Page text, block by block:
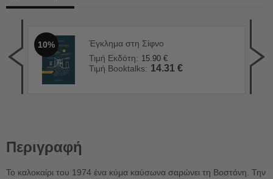
10%
Έγκλημα στη Σίφνο
Τιμή Εκδότη: 15.90 €
Τιμή Booktalks: 14.31 €
Περιγραφή
Το καλοκαίρι του 1974 ένα κύμα καύσωνα σαρώνει τη Βοστόνη. Την